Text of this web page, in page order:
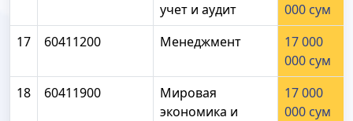
учет и аудит
000 сум
17
60411200 Менеджмент
17 000
000 сум
18
60411900
Мировая
экономика и
17 000
000 сум